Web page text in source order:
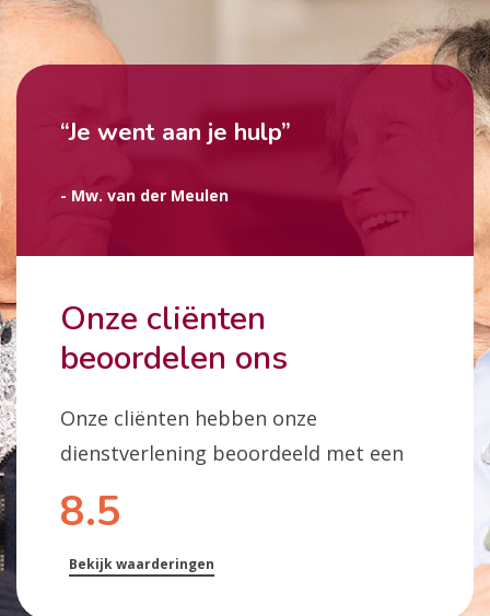
Onze cliënten
beoordelen ons
Onze cliënten hebben onze
dienstverlening beoordeeld met een
8.5
Bekijk waarderingen
“Je went aan je hulp”
- Mw. van der Meulen